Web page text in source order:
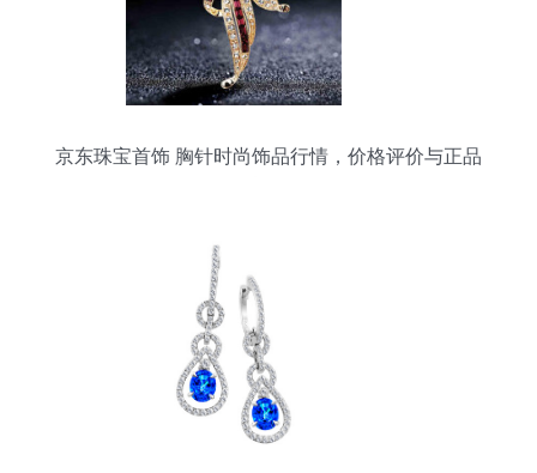
京东珠宝首饰 胸针时尚饰品行情，价格评价与正品